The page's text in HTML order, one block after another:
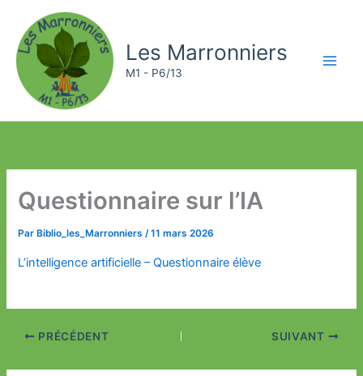
contenu
Les Marronniers
M1 - P6/13
Questionnaire sur l’IA
Par Biblio_les_Marronniers/11 mars 2026
L’intelligence artificielle – Questionnaire élève
PRÉCÉDENT SUIVANT